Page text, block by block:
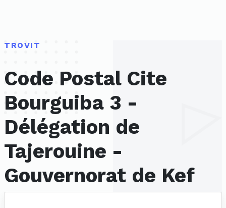
TROVIT
Code Postal Cite
Bourguiba 3 -
Délégation de
Tajerouine -
Gouvernorat de Kef